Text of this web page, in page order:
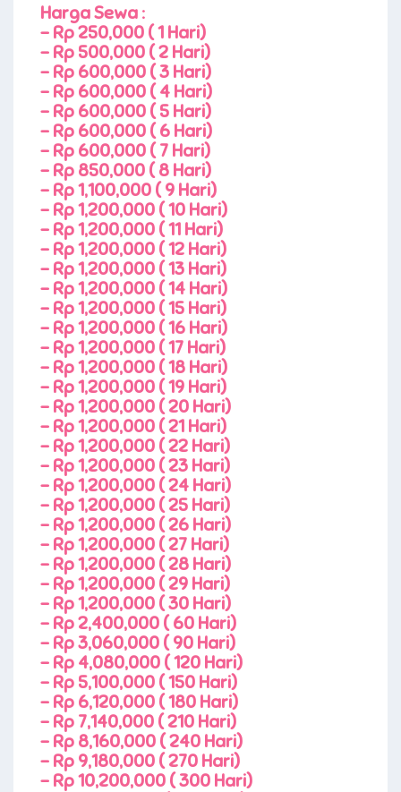
Harga Sewa :
- Rp 250,000 ( 1 Hari)
- Rp 500,000 ( 2 Hari)
- Rp 600,000 ( 3 Hari)
- Rp 600,000 ( 4 Hari)
- Rp 600,000 ( 5 Hari)
- Rp 600,000 ( 6 Hari)
- Rp 600,000 ( 7 Hari)
- Rp 850,000 ( 8 Hari)
- Rp 1,100,000 ( 9 Hari)
- Rp 1,200,000 ( 10 Hari)
- Rp 1,200,000 ( 11 Hari)
- Rp 1,200,000 ( 12 Hari)
- Rp 1,200,000 ( 13 Hari)
- Rp 1,200,000 ( 14 Hari)
- Rp 1,200,000 ( 15 Hari)
- Rp 1,200,000 ( 16 Hari)
- Rp 1,200,000 ( 17 Hari)
- Rp 1,200,000 ( 18 Hari)
- Rp 1,200,000 ( 19 Hari)
- Rp 1,200,000 ( 20 Hari)
- Rp 1,200,000 ( 21 Hari)
- Rp 1,200,000 ( 22 Hari)
- Rp 1,200,000 ( 23 Hari)
- Rp 1,200,000 ( 24 Hari)
- Rp 1,200,000 ( 25 Hari)
- Rp 1,200,000 ( 26 Hari)
- Rp 1,200,000 ( 27 Hari)
- Rp 1,200,000 ( 28 Hari)
- Rp 1,200,000 ( 29 Hari)
- Rp 1,200,000 ( 30 Hari)
- Rp 2,400,000 ( 60 Hari)
- Rp 3,060,000 ( 90 Hari)
- Rp 4,080,000 ( 120 Hari)
- Rp 5,100,000 ( 150 Hari)
- Rp 6,120,000 ( 180 Hari)
- Rp 7,140,000 ( 210 Hari)
- Rp 8,160,000 ( 240 Hari)
- Rp 9,180,000 ( 270 Hari)
- Rp 10,200,000 ( 300 Hari)